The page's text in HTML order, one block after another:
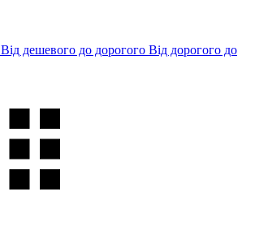
Від дешевого до дорогого Від дорогого до